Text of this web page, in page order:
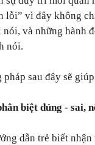
lỗi” vì đây không
nói, và những hành
nói.
pháp sau đây sẽ
biệt đúng - sai,
dẫn trẻ biết